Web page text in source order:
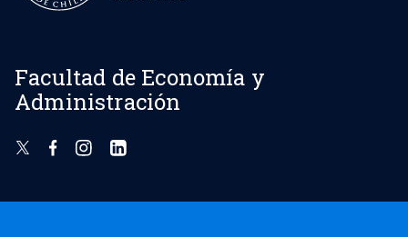
Facultad de Economía y
Administración